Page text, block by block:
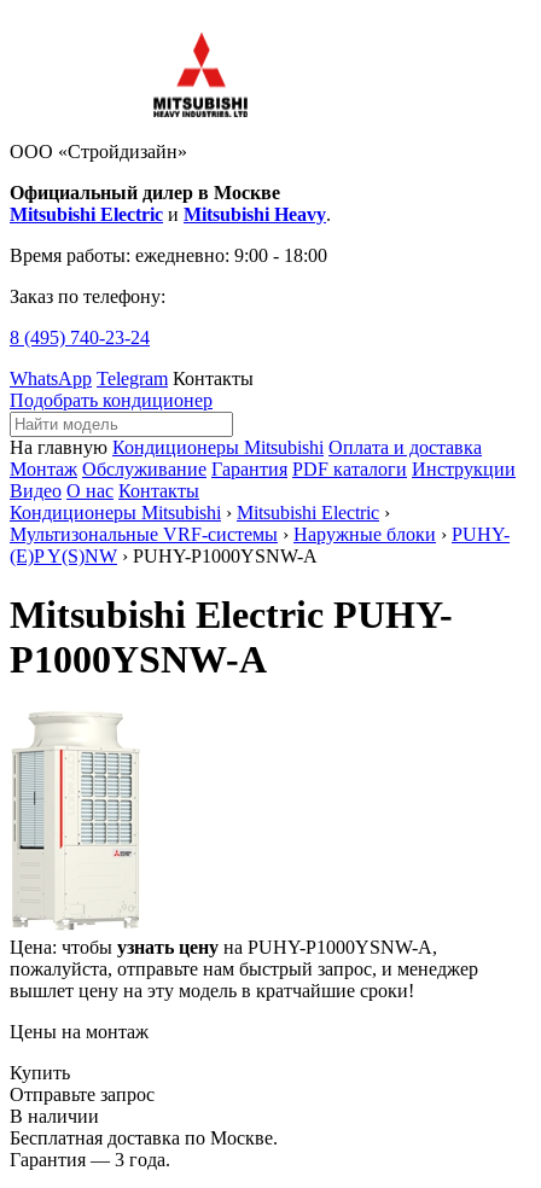
ООО «Стройдизайн»
Официальный дилер в Москве
Mitsubishi Electric и Mitsubishi Heavy.
Время работы: ежедневно: 9:00 - 18:00
Заказ по телефону:
8 (495) 740-23-24
WhatsApp Telegram Контакты
Подобрать кондиционер
На главную Кондиционеры Mitsubishi Оплата и доставка
Монтаж Обслуживание Гарантия PDF каталоги Инструкции
Видео О нас Контакты
Кондиционеры Mitsubishi › Mitsubishi Electric ›
Мультизональные VRF-системы › Наружные блоки › PUHY-
(E)P Y(S)NW › PUHY-P1000YSNW-A
Mitsubishi Electric PUHY-
P1000YSNW-A
Цена: чтобы узнать цену на PUHY-P1000YSNW-A,
пожалуйста, отправьте нам быстрый запрос, и менеджер
вышлет цену на эту модель в кратчайшие сроки!
Цены на монтаж
Купить
Отправьте запрос
В наличии
Бесплатная доставка по Москве.
Гарантия — 3 года.